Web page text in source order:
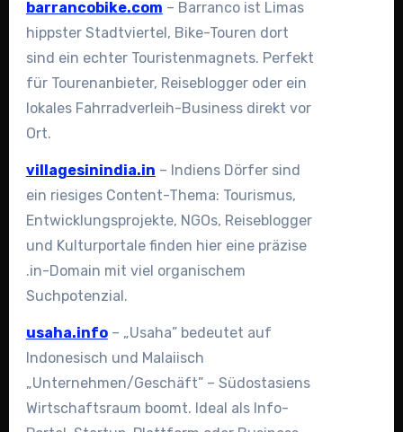
barrancobike.com – Barranco ist Limas
hippster Stadtviertel, Bike-Touren dort
sind ein echter Touristenmagnets. Perfekt
für Tourenanbieter, Reiseblogger oder ein
lokales Fahrradverleih-Business direkt vor
Ort.
villagesinindia.in – Indiens Dörfer sind
ein riesiges Content-Thema: Tourismus,
Entwicklungsprojekte, NGOs, Reiseblogger
und Kulturportale finden hier eine präzise
.in-Domain mit viel organischem
Suchpotenzial.
usaha.info– „Usaha” bedeutet auf
Indonesisch und Malaiisch
„Unternehmen/Geschäft” – Südostasiens
Wirtschaftsraum boomt. Ideal als Info-